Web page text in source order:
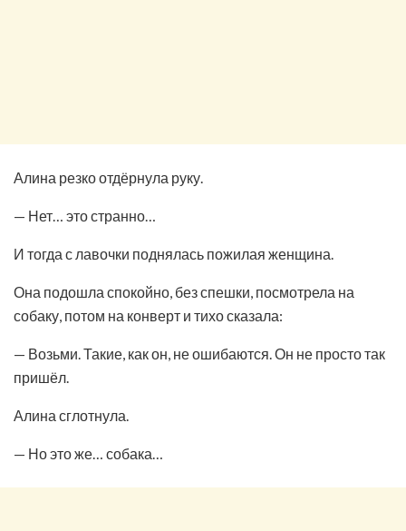
Алина резко отдёрнула руку.
— Нет… это странно…
И тогда с лавочки поднялась пожилая женщина.
Она подошла спокойно, без спешки, посмотрела на
собаку, потом на конверт и тихо сказала:
— Возьми. Такие, как он, не ошибаются. Он не просто так
пришёл.
Алина сглотнула.
— Но это же… собака…